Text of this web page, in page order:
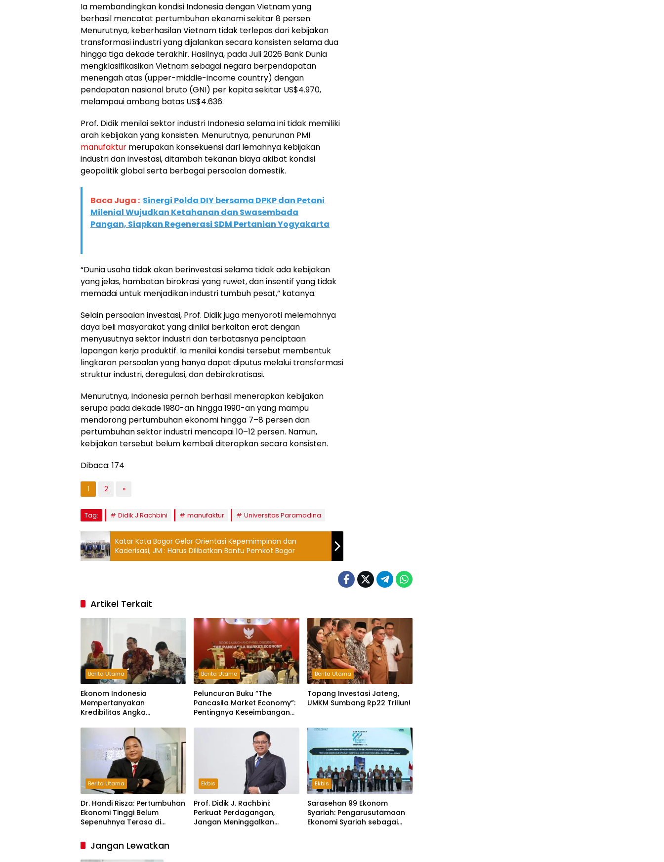
Ia membandingkan kondisi Indonesia dengan Vietnam yang
berhasil mencatat pertumbuhan ekonomi sekitar 8 persen.
Menurutnya, keberhasilan Vietnam tidak terlepas dari kebijakan
transformasi industri yang dijalankan secara konsisten selama dua
hingga tiga dekade terakhir. Hasilnya, pada Juli 2026 Bank Dunia
mengklasifikasikan Vietnam sebagai negara berpendapatan
menengah atas (upper-middle-income country) dengan
pendapatan nasional bruto (GNI) per kapita sekitar US$4.970,
melampaui ambang batas US$4.636.
Prof. Didik menilai sektor industri Indonesia selama ini tidak memiliki
arah kebijakan yang konsisten. Menurutnya, penurunan PMI
manufaktur merupakan konsekuensi dari lemahnya kebijakan
industri dan investasi, ditambah tekanan biaya akibat kondisi
geopolitik global serta berbagai persoalan domestik.
Baca Juga : Sinergi Polda DIY bersama DPKP dan Petani
Milenial Wujudkan Ketahanan dan Swasembada
Pangan, Siapkan Regenerasi SDM Pertanian Yogyakarta
“Dunia usaha tidak akan berinvestasi selama tidak ada kebijakan
yang jelas, hambatan birokrasi yang ruwet, dan insentif yang tidak
memadai untuk menjadikan industri tumbuh pesat,” katanya.
Selain persoalan investasi, Prof. Didik juga menyoroti melemahnya
daya beli masyarakat yang dinilai berkaitan erat dengan
menyusutnya sektor industri dan terbatasnya penciptaan
lapangan kerja produktif. Ia menilai kondisi tersebut membentuk
lingkaran persoalan yang hanya dapat diputus melalui transformasi
struktur industri, deregulasi, dan debirokratisasi.
Menurutnya, Indonesia pernah berhasil menerapkan kebijakan
serupa pada dekade 1980-an hingga 1990-an yang mampu
mendorong pertumbuhan ekonomi hingga 7–8 persen dan
pertumbuhan sektor industri mencapai 10–12 persen. Namun,
kebijakan tersebut belum kembali diterapkan secara konsisten.
Dibaca: 174
1 2 »
Tag: Didik J Rachbini manufaktur Universitas Paramadina
Katar Kota Bogor Gelar Orientasi Kepemimpinan dan
Kaderisasi, JM : Harus Dilibatkan Bantu Pemkot Bogor
Artikel Terkait
Berita Utama
Ekonom Indonesia
Mempertanyakan
Kredibilitas Angka
Tapi Rapuh
Berita Utama
Peluncuran Buku “The
Pancasila Market Economy”:
Pentingnya Keseimbangan
Pancasila
Berita Utama
Topang Investasi Jateng,
UMKM Sumbang Rp22 Triliun!
Berita Utama
Dr. Handi Risza: Pertumbuhan
Ekonomi Tinggi Belum
Sepenuhnya Terasa di
Ekbis
Prof. Didik J. Rachbini:
Perkuat Perdagangan,
Jangan Meninggalkan
Ekbis
Sarasehan 99 Ekonom
Syariah: Pengarusutamaan
Ekonomi Syariah sebagai
Jangan Lewatkan